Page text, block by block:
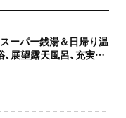
ーパー銭湯＆日帰り温
展望露天風呂、充実の